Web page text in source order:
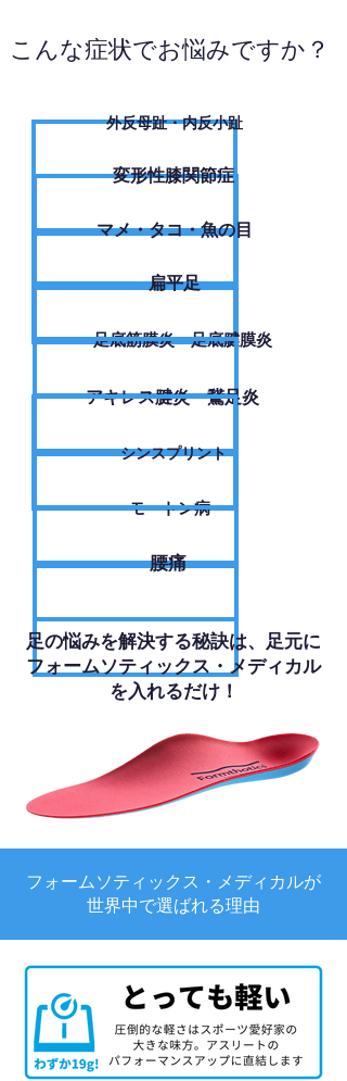
こんな症状でお悩みですか？
外反母趾・内反小趾
変形性膝関節症
​マメ・タコ・魚の目
扁平足
足底筋膜炎・足底腱膜炎
アキレス腱炎・鵞足炎
シンスプリント
モートン病
腰痛
足の悩みを解決する秘訣は、足元に
フォームソティックス・メディカル
を入れるだけ！
フォームソティックス・メディカルが
世界中で選ばれる理由